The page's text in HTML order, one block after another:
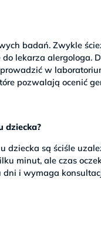
badań. Zwykle
lekarza
w
pozwalają ocenić
dziecka?
dziecka są ściśle
minut, ale czas
i wymaga